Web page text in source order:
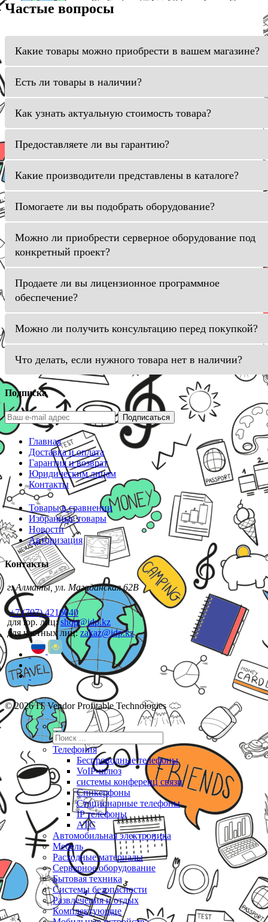
Частые вопросы
Какие товары можно приобрести в вашем магазине?
Есть ли товары в наличии?
Как узнать актуальную стоимость товара?
Предоставляете ли вы гарантию?
Какие производители представлены в каталоге?
Помогаете ли вы подобрать оборудование?
Можно ли приобрести серверное оборудование под
конкретный проект?
Продаете ли вы лицензионное программное
обеспечение?
Можно ли получить консультацию перед покупкой?
Что делать, если нужного товара нет в наличии?
Подписка
Подписаться
Главная
Доставка и оплата
Гарантия и возврат
Юридическим лицам
Контакты
Товары в сравнении
Избранные товары
Новости
Авторизация
Контакты
г. Алматы, ул. Магаданская 62В
+7 (707) 4216040
для юр. лиц:shop@idp.kz
для частных лиц:zakaz@idp.kz
© 2026 IT Vendor Profitable Technologies
Телефония
Беспроводные телефоны
VoIP-шлюз
системы конференц связи
Спикерфоны
Стационарные телефоны
IP телефоны
АТС
Автомобильная электроника
Мебель
Расходные материалы
Серверное оборудование
Бытовая техника
Системы безопасности
Развлечения и отдых
Комплектующие